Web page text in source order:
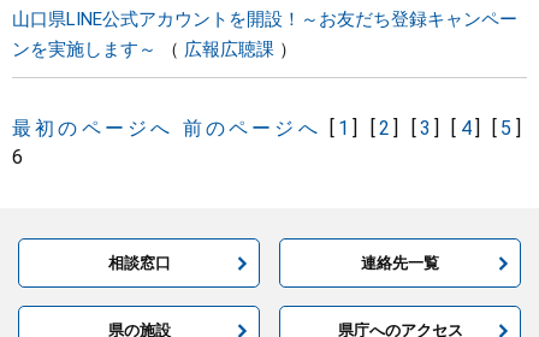
山口県LINE公式アカウントを開設！～お友だち登録キャンペー
ンを実施します～
広報広聴課
最初のページへ 前のページへ [ 1] [2] [3] [ 4] [ 5 ]
6
相談窓口 連絡先一覧
県の施設 県庁へのアクセス